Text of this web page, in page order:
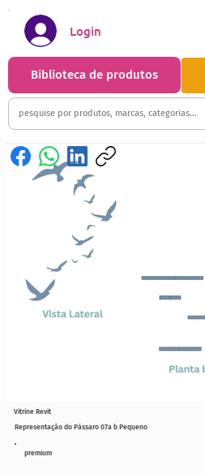
Biblioteca de produtos
Login
premium
Representação do Pássaro 07a b Pequeno
Vitrine Revit